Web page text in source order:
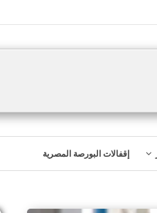
إقفالات البورصة المصرية